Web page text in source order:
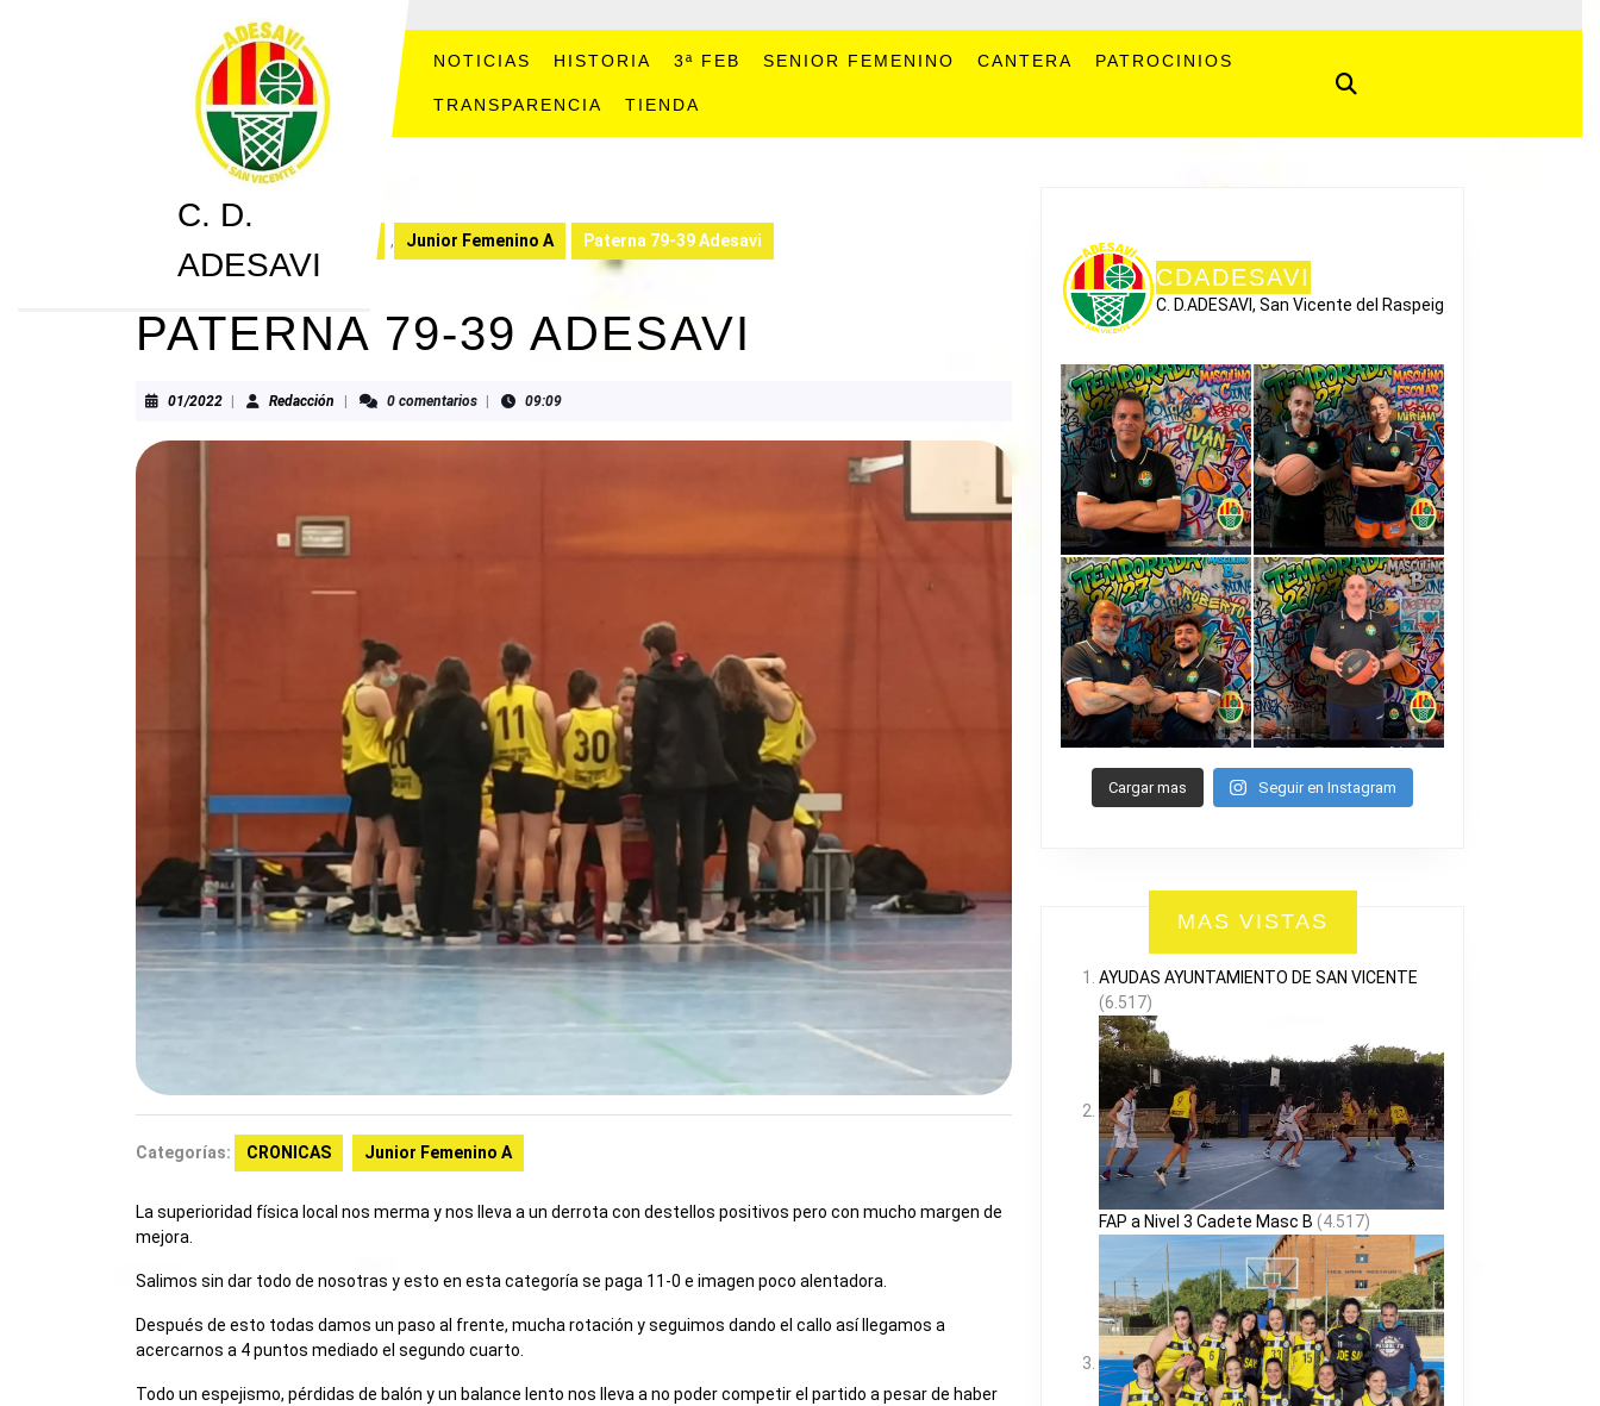
C. D.
ADESAVI
NOTICIAS HISTORIA 3ª FEB SENIOR FEMENINO CANTERA PATROCINIOS
TRANSPARENCIA TIENDA
, Junior Femenino A Paterna 79-39 Adesavi
PATERNA 79-39 ADESAVI
01/202201/2022Redacción Redacción0 comentarios 09:09
Categorías: CRONICAS Junior Femenino A
La superioridad física local nos merma y nos lleva a un derrota con destellos positivos pero con mucho margen de
mejora.
Salimos sin dar todo de nosotras y esto en esta categoría se paga 11-0 e imagen poco alentadora.
Después de esto todas damos un paso al frente, mucha rotación y seguimos dando el callo así llegamos a
acercarnos a 4 puntos mediado el segundo cuarto.
Todo un espejismo, pérdidas de balón y un balance lento nos lleva a no poder competir el partido a pesar de haber
CDADESAVI
C. D.ADESAVI, San Vicente del Raspeig
Cargar mas Seguir en Instagram
MAS VISTAS
AYUDAS AYUNTAMIENTO DE SAN VICENTE
(6.517)
FAP a Nivel 3 Cadete Masc B (4.517)